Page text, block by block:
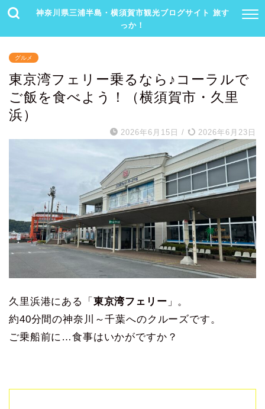
神奈川県三浦半島・横須賀市観光ブログサイト 旅す
っか！
グルメ
東京湾フェリー乗るなら♪コーラルで
ご飯を食べよう！（横須賀市・久里
浜）
2026年6月15日 / 2026年6月23日
久里浜港にある「 東京湾フェリー 」。
約40分間の神奈川～千葉へのクルーズです。
ご乗船前に…食事はいかがですか？